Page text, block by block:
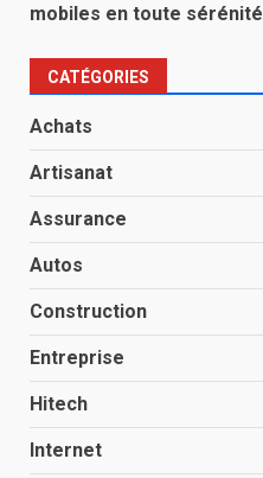
mobiles en toute sérénité
CATÉGORIES
Achats
Artisanat
Assurance
Autos
Construction
Entreprise
Hitech
Internet